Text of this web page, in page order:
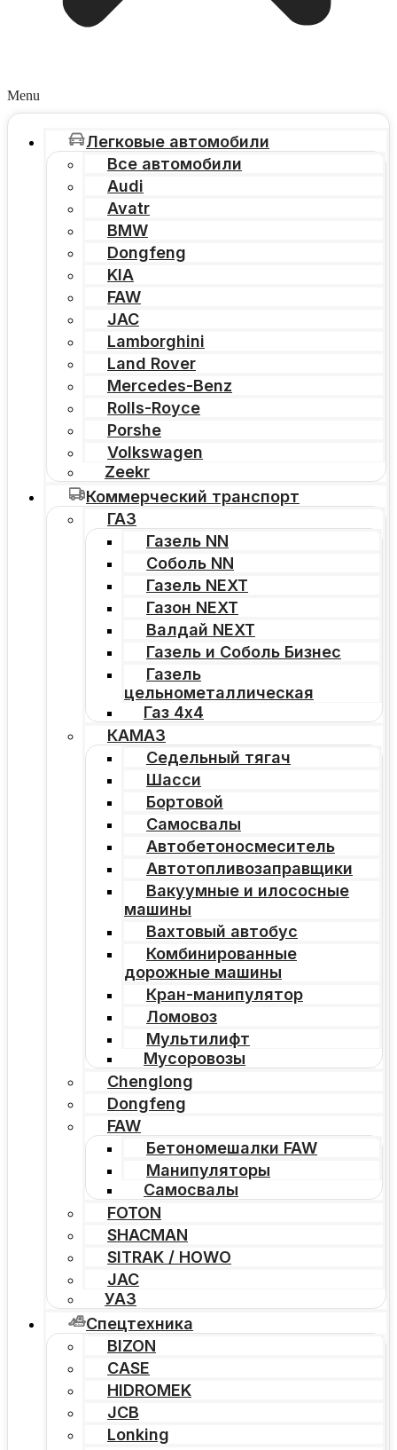
Menu
Легковые автомобили
Все автомобили
Audi
Avatr
BMW
Dongfeng
KIA
FAW
JAC
Lamborghini
Land Rover
Mercedes-Benz
Rolls-Royce
Porshe
Volkswagen
Zeekr
Коммерческий транспорт
ГАЗ
Газель NN
Соболь NN
Газель NEXT
Газон NEXT
Валдай NEXT
Газель и Соболь Бизнес
Газель
цельнометаллическая
Газ 4х4
КАМАЗ
Седельный тягач
Шасси
Бортовой
Самосвалы
Автобетоносмеситель
Автотопливозаправщики
Вакуумные и илососные
машины
Вахтовый автобус
Комбинированные
дорожные машины
Кран-манипулятор
Ломовоз
Мультилифт
Мусоровозы
Chenglong
Dongfeng
FAW
Бетономешалки FAW
Манипуляторы
Самосвалы
FOTON
SHACMAN
SITRAK / HOWO
JAC
УАЗ
Спецтехника
BIZON
CASE
HIDROMEK
JCB
Lonking